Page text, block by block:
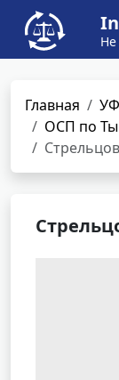
Главная
ОСП по